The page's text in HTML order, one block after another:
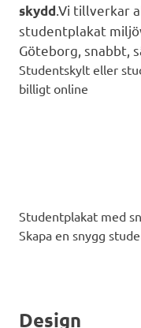
skyddVi tillverkar
studentplakat
Göteborg, snabbt,
Studentskylt eller
billigt online
Studentplakat med
Skapa en snygg
Design